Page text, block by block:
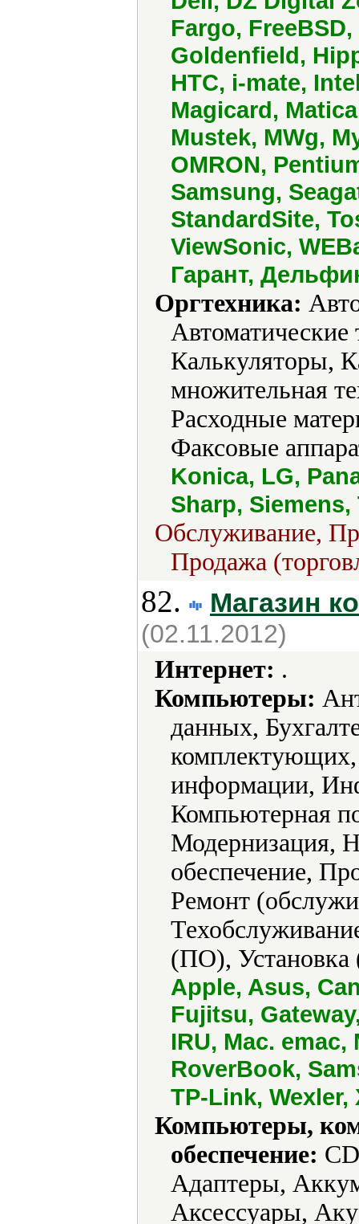
Fargo,
Goldenfield,
HTC, i-mate,
Magicard,
Mustek, MWg,
OMRON,
Samsung,
StandardSite,
ViewSonic,
Гарант,
Оргтехника:
Калькуляторы,
множительная
Расходные
Факсовые
Konica, LG,
Sharp,
Обслуживание,
Продажа
82. Магазин
(02.11.2012)
Интернет: .
Компьютеры:
данных,
комплектующих,
информации,
Компьютерная
Модернизация,
обеспечение,
Ремонт
(ПО), Установка
Apple, Asus,
Fujitsu,
IRU, Mac.
RoverBook,
TP-Link, Wexler,
Компьютеры,
обеспечение:
Адаптеры,
Аксессуары,